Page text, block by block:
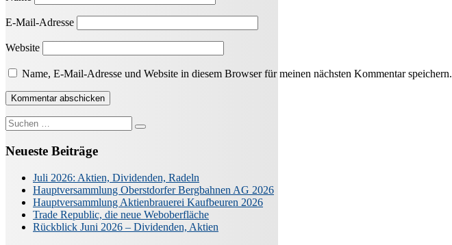
E-Mail-Adresse
Website
Name, E-Mail-Adresse und Website in diesem Browser für meinen nächsten Kommentar speichern.
Suche
nach:
Neueste Beiträge
Juli 2026: Aktien, Dividenden, Radeln
Hauptversammlung Oberstdorfer Bergbahnen AG 2026
Hauptversammlung Aktienbrauerei Kaufbeuren 2026
Trade Republic, die neue Weboberfläche
Rückblick Juni 2026 – Dividenden, Aktien